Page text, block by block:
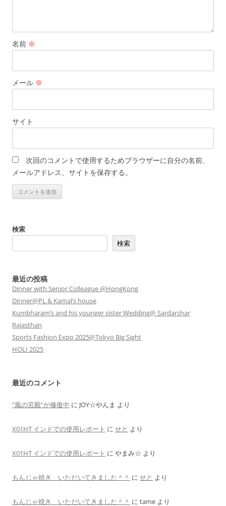
名前 ※
メール ※
サイト
次回のコメントで使用するためブラウザーに自分の名前、
メールアドレス、サイトを保存する。
検索
検索
最近の投稿
Dinner with Senior Colleague @HongKong
Dinner@PL & Kamal’s house
Kumbharam’s and his younger sister Wedding@ Sardarshar
Rajasthan
Sports Fashion Expo 2025@Tokyo Big Sight
HOLI 2025
最近のコメント
”風の宮殿”が修復中 に JOY☆やんま より
X01HT インドでの使用レポート に せと より
X01HT インドでの使用レポート に やまみ☆ より
もんじゃ焼き いただいてきました＾＾ に せと より
もんじゃ焼き いただいてきました＾＾ に tame より